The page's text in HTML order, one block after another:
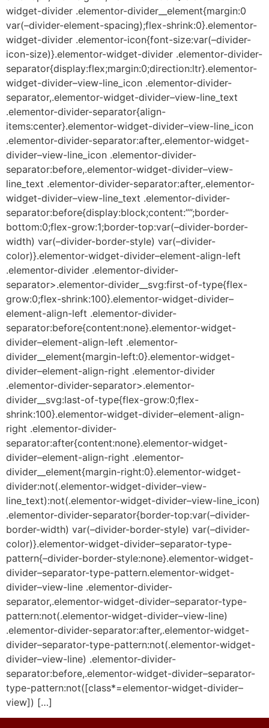
widget-divider .elementor-divider__element{margin:0
var(–divider-element-spacing);flex-shrink:0}.elementor-
widget-divider .elementor-icon{font-size:var(–divider-
icon-size)}.elementor-widget-divider .elementor-divider-
separator{display:flex;margin:0;direction:ltr}.elementor-
widget-divider–view-line_icon .elementor-divider-
separator,.elementor-widget-divider–view-line_text
.elementor-divider-separator{align-
items:center}.elementor-widget-divider–view-line_icon
.elementor-divider-separator:after,.elementor-widget-
divider–view-line_icon .elementor-divider-
separator:before,.elementor-widget-divider–view-
line_text .elementor-divider-separator:after,.elementor-
widget-divider–view-line_text .elementor-divider-
separator:before{display:block;content:””;border-
bottom:0;flex-grow:1;border-top:var(–divider-border-
width) var(–divider-border-style) var(–divider-
color)}.elementor-widget-divider–element-align-left
.elementor-divider .elementor-divider-
separator>.elementor-divider__svg:first-of-type{flex-
grow:0;flex-shrink:100}.elementor-widget-divider–
element-align-left .elementor-divider-
separator:before{content:none}.elementor-widget-
divider–element-align-left .elementor-
divider__element{margin-left:0}.elementor-widget-
divider–element-align-right .elementor-divider
.elementor-divider-separator>.elementor-
divider__svg:last-of-type{flex-grow:0;flex-
shrink:100}.elementor-widget-divider–element-align-
right .elementor-divider-
separator:after{content:none}.elementor-widget-
divider–element-align-right .elementor-
divider__element{margin-right:0}.elementor-widget-
divider:not(.elementor-widget-divider–view-
line_text):not(.elementor-widget-divider–view-line_icon)
.elementor-divider-separator{border-top:var(–divider-
border-width) var(–divider-border-style) var(–divider-
color)}.elementor-widget-divider–separator-type-
pattern{–divider-border-style:none}.elementor-widget-
divider–separator-type-pattern.elementor-widget-
divider–view-line .elementor-divider-
separator,.elementor-widget-divider–separator-type-
pattern:not(.elementor-widget-divider–view-line)
.elementor-divider-separator:after,.elementor-widget-
divider–separator-type-pattern:not(.elementor-widget-
divider–view-line) .elementor-divider-
separator:before,.elementor-widget-divider–separator-
type-pattern:not([class*=elementor-widget-divider–
view]) […]